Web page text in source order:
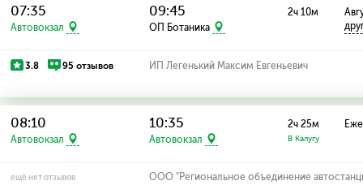
07:35
Автовокзал
09:45
ОП Ботаника
2ч 10м
3.8 95 отзывов ИП Легенький Максим Евгеньевич
08:10
Автовокзал
10:35
Автовокзал
2ч 25м
В Калугу
ещё нет отзывов
ООО "Региональное объединение